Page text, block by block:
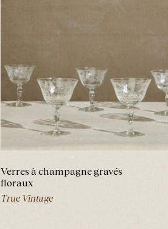
Verres à champagne gravés
floraux
True Vintage